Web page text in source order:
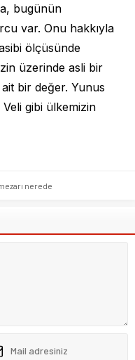
bugünün
var. Onu hakkıyla
ölçüsünde
üzerinde asli bir
bir değer. Yunus
gibi ülkemizin
nerede